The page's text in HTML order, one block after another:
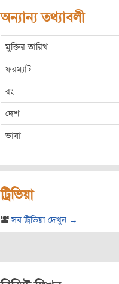
অন্যান্য তথ্যাবলী
মুক্তির তারিখ
ফরম্যাট
রং
দেশ
ভাষা
ট্রিভিয়া
সব ট্রিভিয়া দেখুন →